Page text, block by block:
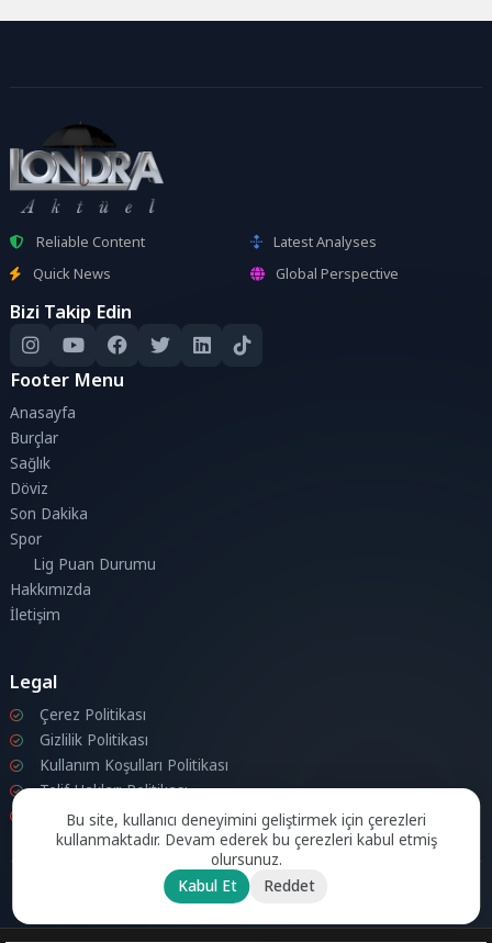
Reliable Content
Latest Analyses
Quick News
Global Perspective
Bizi Takip Edin
Footer Menu
Anasayfa
Burçlar
Sağlık
Döviz
Son Dakika
Spor
Lig Puan Durumu
Hakkımızda
İletişim
Legal
Çerez Politikası
Gizlilik Politikası
Kullanım Koşulları Politikası
Telif Hakları Politikası
İletişim
Bu site, kullanıcı deneyimini geliştirmek için çerezleri
kullanmaktadır. Devam ederek bu çerezleri kabul etmiş
olursunuz.
Kabul Et
Reddet